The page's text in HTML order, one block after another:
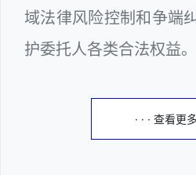
域法律风险控制和争端
护委托人各类合法权益。
· · · 查看更多